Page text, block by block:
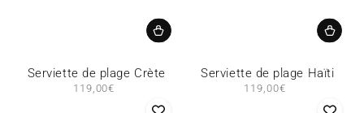
Serviette de plage Crète
Prix
119,00€
Serviette de plage Haïti
Prix
119,00€